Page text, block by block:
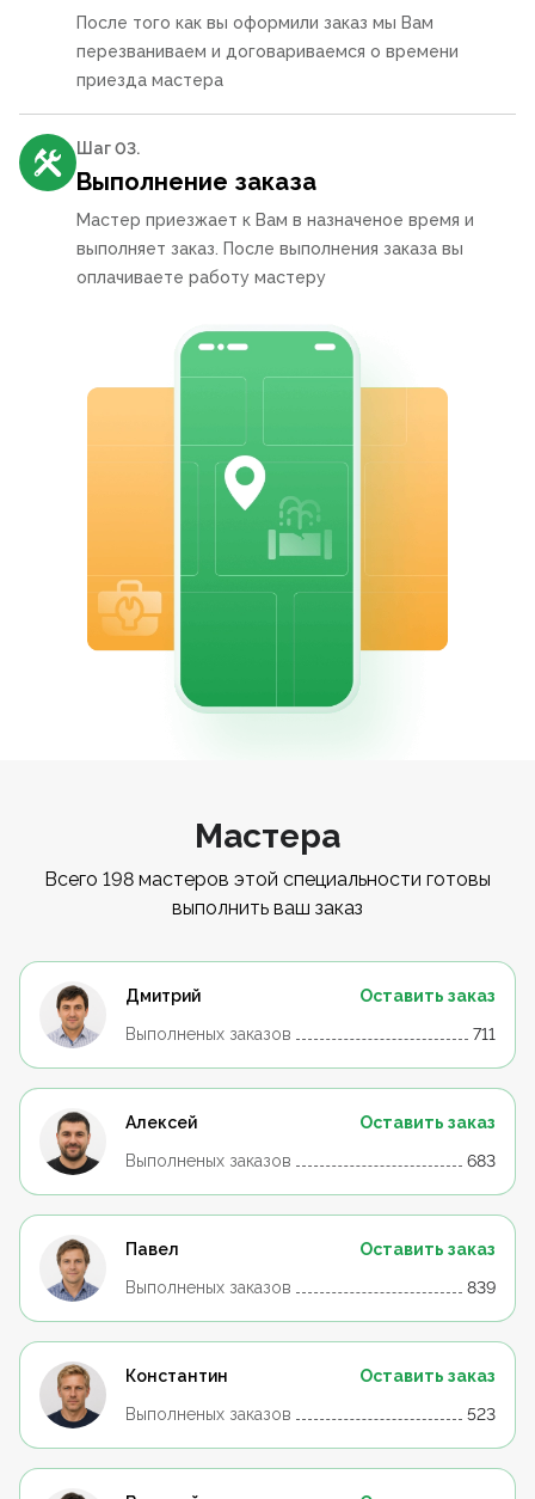
После того как вы оформили заказ мы Вам
перезваниваем и договариваемся о времени
приезда мастера
Шаг 03.
Выполнение заказа
Мастер приезжает к Вам в назначеное время и
выполняет заказ. После выполнения заказа вы
оплачиваете работу мастеру
Мастера
Всего 198 мастеров этой специальности готовы
выполнить ваш заказ
Дмитрий
Оставить заказ
Выполненых заказов
711
Алексей
Оставить заказ
Выполненых заказов
683
Павел
Оставить заказ
Выполненых заказов
839
Константин
Оставить заказ
Выполненых заказов
523